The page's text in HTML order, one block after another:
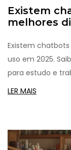
Existem
melhores
Existem
uso em 2025.
para estudo e
sem pagar nada.
LER MAIS